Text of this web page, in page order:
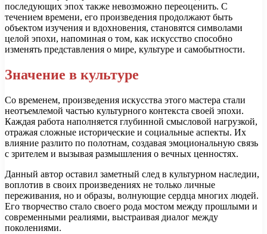
последующих эпох также невозможно переоценить. С
течением времени, его произведения продолжают быть
объектом изучения и вдохновения, становятся символами
целой эпохи, напоминая о том, как искусство способно
изменять представления о мире, культуре и самобытности.
Значение в культуре
Со временем, произведения искусства этого мастера стали
неотъемлемой частью культурного контекста своей эпохи.
Каждая работа наполняется глубинной смысловой нагрузкой,
отражая сложные исторические и социальные аспекты. Их
влияние разлито по полотнам, создавая эмоциональную связь
с зрителем и вызывая размышления о вечных ценностях.
Данный автор оставил заметный след в культурном наследии,
воплотив в своих произведениях не только личные
переживания, но и образы, волнующие сердца многих людей.
Его творчество стало своего рода мостом между прошлыми и
современными реалиями, выстраивая диалог между
поколениями.